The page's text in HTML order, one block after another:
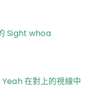
Sight whoa
Yeah 在對上的視線中